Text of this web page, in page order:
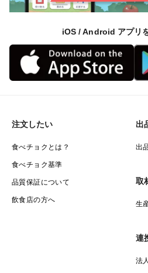
iOS / Android アプリ
注文したい
食べチョクとは？
食べチョク基準
品質保証について
飲食店の方へ
出
出
取
生
連
法